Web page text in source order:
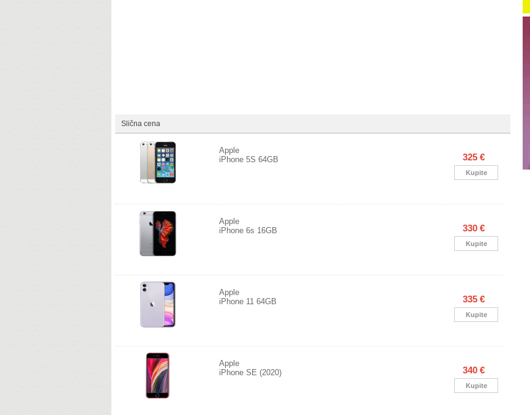
Slična cena
Apple
iPhone 5S 64GB
325 €
Kupite
Apple
iPhone 6s 16GB
330 €
Kupite
Apple
iPhone 11 64GB
335 €
Kupite
Apple
iPhone SE (2020)
340 €
Kupite